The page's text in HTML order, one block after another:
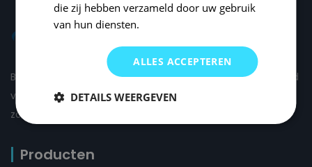
Bij Small Repair Systems begrijpen we dat autoschade altijd
vervelend is en daarom proberen wij om de schade voor u
zo comfortabel mogelijk te herstellen.
Producten
die zij hebben verzameld door uw gebruik
van hun diensten.
ALLES ACCEPTEREN
DETAILS WEERGEVEN